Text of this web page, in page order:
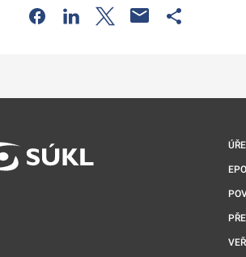
Odkaz se otevře na nové kartě
Odkaz se otevře na nové
Odkaz se otevře na